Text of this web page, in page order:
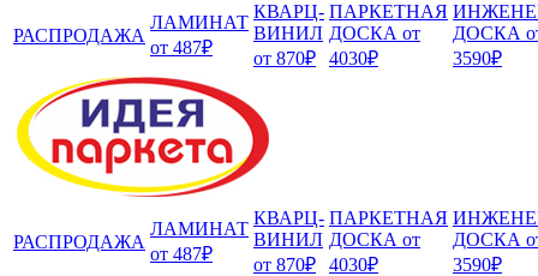
РАСПРОДАЖА
ЛАМИНАТ
от 487₽
КВАРЦ-
ВИНИЛ
от 870₽
ПАРКЕТНАЯ
ДОСКА от
4030₽
ДОСКА
3590₽
РАСПРОДАЖА
ЛАМИНАТ
от 487₽
КВАРЦ-
ВИНИЛ
от 870₽
ПАРКЕТНАЯ
ДОСКА от
4030₽
ДОСКА
3590₽